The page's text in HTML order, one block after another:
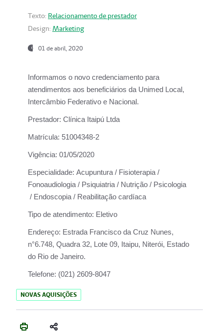
Texto: Relacionamento de prestador
Design: Marketing
01 de abril, 2020
Informamos o novo credenciamento para
atendimentos aos beneficiários da Unimed Local,
Intercâmbio Federativo e Nacional.
Prestador: Clínica Itaipú Ltda
Matrícula: 51004348-2
Vigência: 01/05/2020
Especialidade: Acupuntura / Fisioterapia /
Fonoaudiologia / Psiquiatria / Nutrição / Psicologia
/ Endoscopia / Reabilitação cardíaca
Tipo de atendimento: Eletivo
Endereço: Estrada Francisco da Cruz Nunes,
n°6.748, Quadra 32, Lote 09, Itaipu, Niterói, Estado
do Rio de Janeiro.
Telefone: (021) 2609-8047
NOVAS AQUISIÇÕES